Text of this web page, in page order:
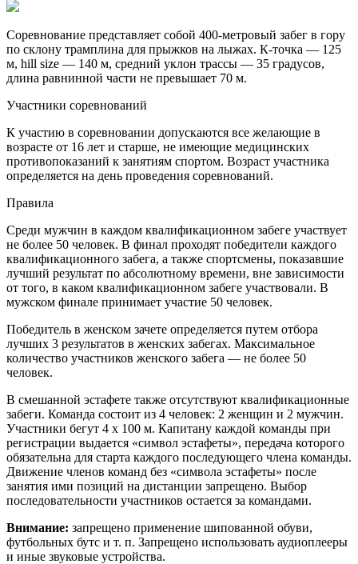
Соревнование представляет собой 400-метровый забег в гору
по склону трамплина для прыжков на лыжах. К-точка — 125
м, hill size — 140 м, средний уклон трассы — 35 градусов,
длина равнинной части не превышает 70 м.
Участники соревнований
К участию в соревновании допускаются все желающие в
возрасте от 16 лет и старше, не имеющие медицинских
противопоказаний к занятиям спортом. Возраст участника
определяется на день проведения соревнований.
Правила
Среди мужчин в каждом квалификационном забеге участвует
не более 50 человек. В финал проходят победители каждого
квалификационного забега, а также спортсмены, показавшие
лучший результат по абсолютному времени, вне зависимости
от того, в каком квалификационном забеге участвовали. В
мужском финале принимает участие 50 человек.
Победитель в женском зачете определяется путем отбора
лучших 3 результатов в женских забегах. Максимальное
количество участников женского забега — не более 50
человек.
В смешанной эстафете также отсутствуют квалификационные
забеги. Команда состоит из 4 человек: 2 женщин и 2 мужчин.
Участники бегут 4 х 100 м. Капитану каждой команды при
регистрации выдается «символ эстафеты», передача которого
обязательна для старта каждого последующего члена команды.
Движение членов команд без «символа эстафеты» после
занятия ими позиций на дистанции запрещено. Выбор
последовательности участников остается за командами.
Внимание: запрещено применение шипованной обуви,
футбольных бутс и т. п. Запрещено использовать аудиоплееры
и иные звуковые устройства.